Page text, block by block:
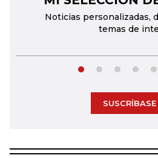
Noticias personalizadas,
temas de
SUSCRÍBASE